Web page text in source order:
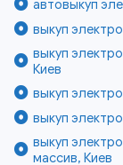
автовыкуп
выкуп
выкуп
Киев
выкуп
выкуп
выкуп
массив, Киев